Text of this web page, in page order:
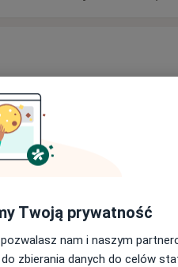
Twoją prywatność
nam i naszym
zbierania danych do celów